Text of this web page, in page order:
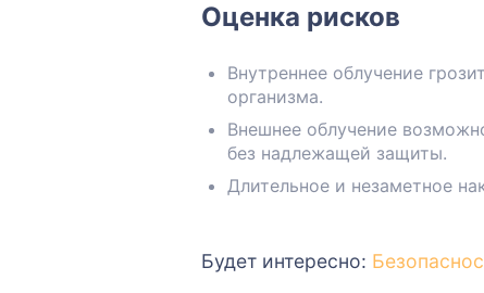
Оценка рисков
Внутреннее облучение
организма.
Внешнее облучение
без надлежащей защиты.
Длительное и незаметное
Будет интересно: